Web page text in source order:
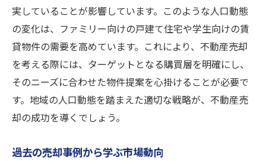
実していることが影響しています。このような人口動態
の変化は、ファミリー向けの戸建て住宅や学生向けの賃
貸物件の需要を高めています。これにより、不動産売却
を考える際には、ターゲットとなる購買層を明確にし、
そのニーズに合わせた物件提案を心掛けることが必要で
す。地域の人口動態を踏まえた適切な戦略が、不動産売
却の成功を導くでしょう。
過去の売却事例から学ぶ市場動向